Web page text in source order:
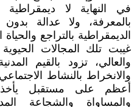
في النهاية لا
بالمعرفة، ولا عدالة بدون
الديمقراطية بالتراجع
غيبت تلك المجالات الحيوية
والعالي، تزود بالقيم
والانخراط بالنشاط
أعظم على مستقبل يأخذ
والمساواة والشجاعة